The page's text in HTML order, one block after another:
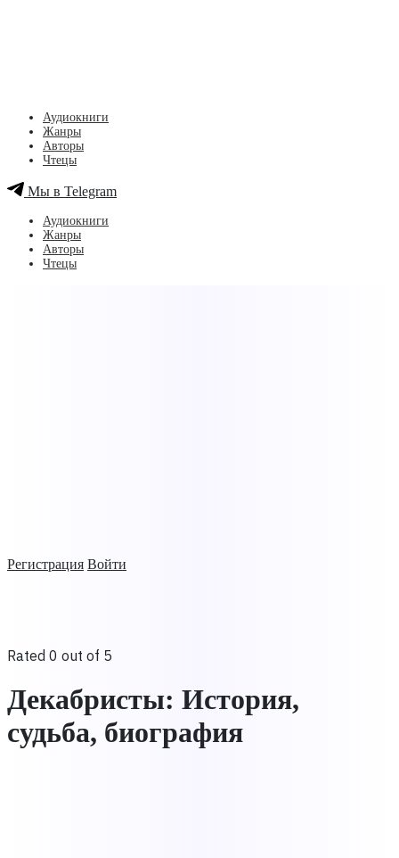
Регистрация Войти
Аудиокниги
Жанры
Авторы
Чтецы
Мы в Telegram
Аудиокниги
Жанры
Авторы
Чтецы
Rated 0 out of 5
Декабристы: История,
судьба, биография